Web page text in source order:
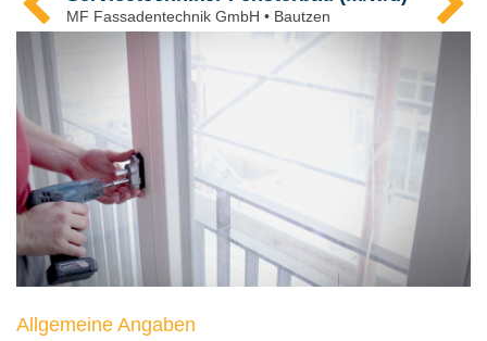
MF Fassadentechnik GmbH • Bautzen
Allgemeine Angaben